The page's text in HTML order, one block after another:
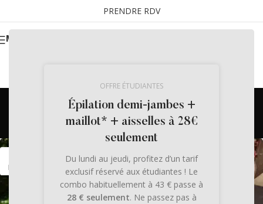
OFFRE ÉTUDIANTES
Épilation demi-jambes +
maillot* + aisselles à 28€
seulement
Du lundi au jeudi, profitez d’un tarif
exclusif réservé aux étudiantes ! Le
combo habituellement à 43 € passe à
28 € seulement. Ne passez pas à
PRENDRE RDV
MENU
Archives des balises :
massages
NOV